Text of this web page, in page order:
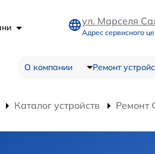
ул. Марселя
Адрес сервисного
О компании Ремонт
Каталог устройств Ремонт